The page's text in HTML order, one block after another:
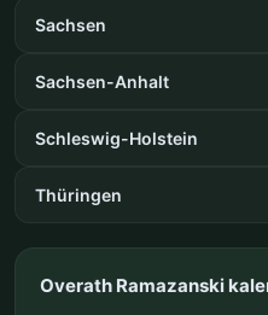
Sachsen
Sachsen-Anhalt
Schleswig-Holstein
Thüringen
Overath Ramazanski